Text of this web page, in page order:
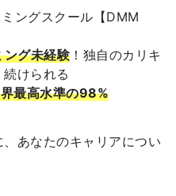
ングスクール【DMM
グ未経験 ！独自のカリキ
けられる
最高水準の98%
あなたのキャリアについ